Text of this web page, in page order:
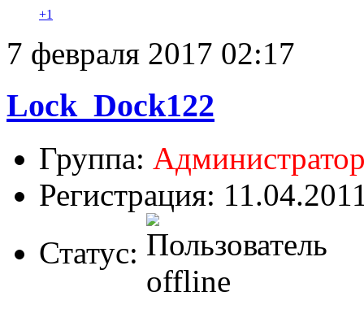
+1
7 февраля 2017 02:17
Lock_Dock122
Группа:
Регистрация:
Статус: